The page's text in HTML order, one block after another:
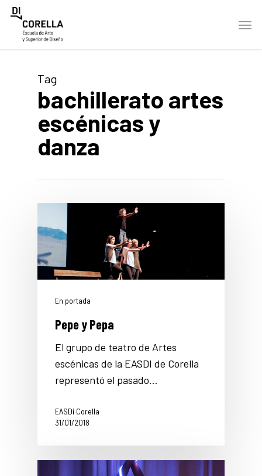
Skip
Menu
Tag
bachillerato artes
escénicas y
danza
En portada
Pepe y Pepa
El grupo de teatro de Artes
escénicas de la EASDI de Corella
representó el pasado…
EASDi Corella
31/01/2018